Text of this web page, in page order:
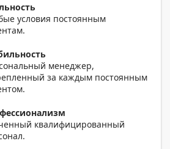
условия постоянным
менеджер,
за каждым постоянным
квалифицированный